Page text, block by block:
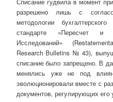
разрешено лишь с
методологии
стандарте «Пересчет и
Исследований»
Research Bulletins № 43),
списание было запрещено. В
менялись уже не под
эволюционировали вместе с
документов, регулирующих его